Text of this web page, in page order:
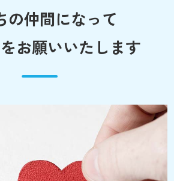
の仲間になって
お願いいたします